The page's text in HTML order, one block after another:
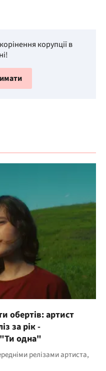
корупції в
обертів: артист
за рік -
"Ти одна"
релізами артиста,